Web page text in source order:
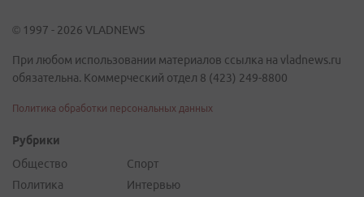
© 1997 - 2026 VLADNEWS
При любом использовании материалов ссылка на vladnews.ru
обязательна. Коммерческий отдел 8 (423) 249-8800
Политика обработки персональных данных
Рубрики
Общество
Политика
Спорт
Интервью